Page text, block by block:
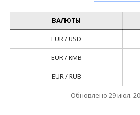
ВАЛЮТЫ
EUR / USD
EUR / RMB
EUR / RUB
Обновлено 29 июл.